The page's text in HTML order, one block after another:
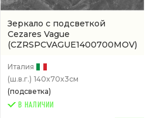
Зеркало с подсветкой
Cezares Vague
(CZRSPCVAGUE1400700MOV)
Италия
(ш.в.г.) 140x70x3см
(подсветка)
В НАЛИЧИИ